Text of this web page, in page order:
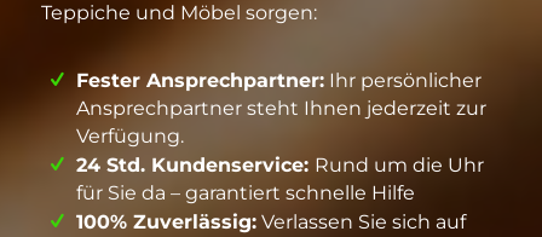
Teppiche und Möbel sorgen:
Fester Ansprechpartner: Ihr persönlicher
Ansprechpartner steht Ihnen jederzeit zur
Verfügung.
24 Std. Kundenservice: Rund um die Uhr
für Sie da – garantiert schnelle Hilfe
100% Zuverlässig: Verlassen Sie sich auf